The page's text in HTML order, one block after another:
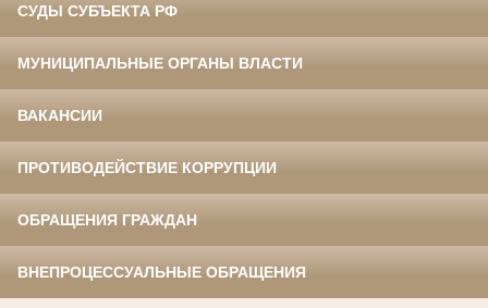
СУДЫ СУБЪЕКТА РФ
МУНИЦИПАЛЬНЫЕ ОРГАНЫ ВЛАСТИ
ВАКАНСИИ
ПРОТИВОДЕЙСТВИЕ КОРРУПЦИИ
ОБРАЩЕНИЯ ГРАЖДАН
ВНЕПРОЦЕССУАЛЬНЫЕ ОБРАЩЕНИЯ